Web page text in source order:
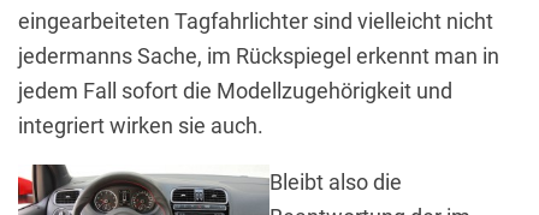
eingearbeiteten Tagfahrlichter sind vielleicht nicht
jedermanns Sache, im Rückspiegel erkennt man in
jedem Fall sofort die Modellzugehörigkeit und
integriert wirken sie auch.
Bleibt also die